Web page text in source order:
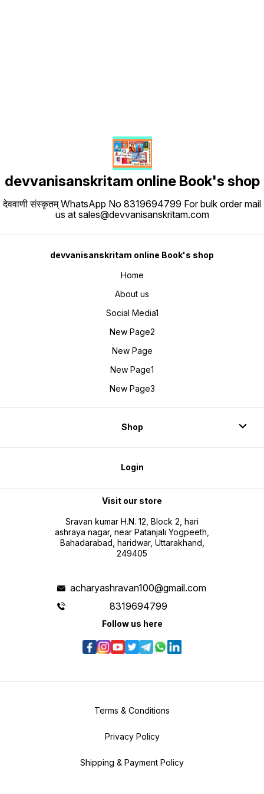
devvanisanskritam online Book's shop
देववाणी संस्कृतम् WhatsApp No 8319694799 For bulk order mail
us at sales@devvanisanskritam.com
devvanisanskritam online Book's shop
Home
About us
Social Media1
New Page2
New Page
New Page1
New Page3
Shop
Login
Visit our store
Sravan kumar H.N. 12, Block 2, hari
ashraya nagar, near Patanjali Yogpeeth,
Bahadarabad, haridwar, Uttarakhand,
249405
acharyashravan100@gmail.com
8319694799
Follow us here
Terms & Conditions
Privacy Policy
Shipping & Payment Policy